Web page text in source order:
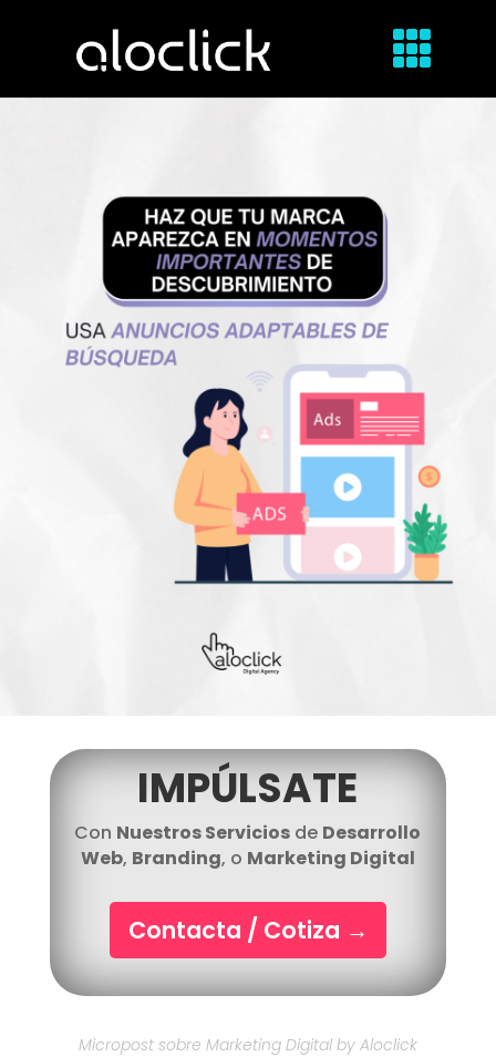
IMPÚLSATE
Con Nuestros Servicios de Desarrollo
Web, Branding, o Marketing Digital
Contacta / Cotiza →
Micropost sobre Marketing Digital by Aloclick